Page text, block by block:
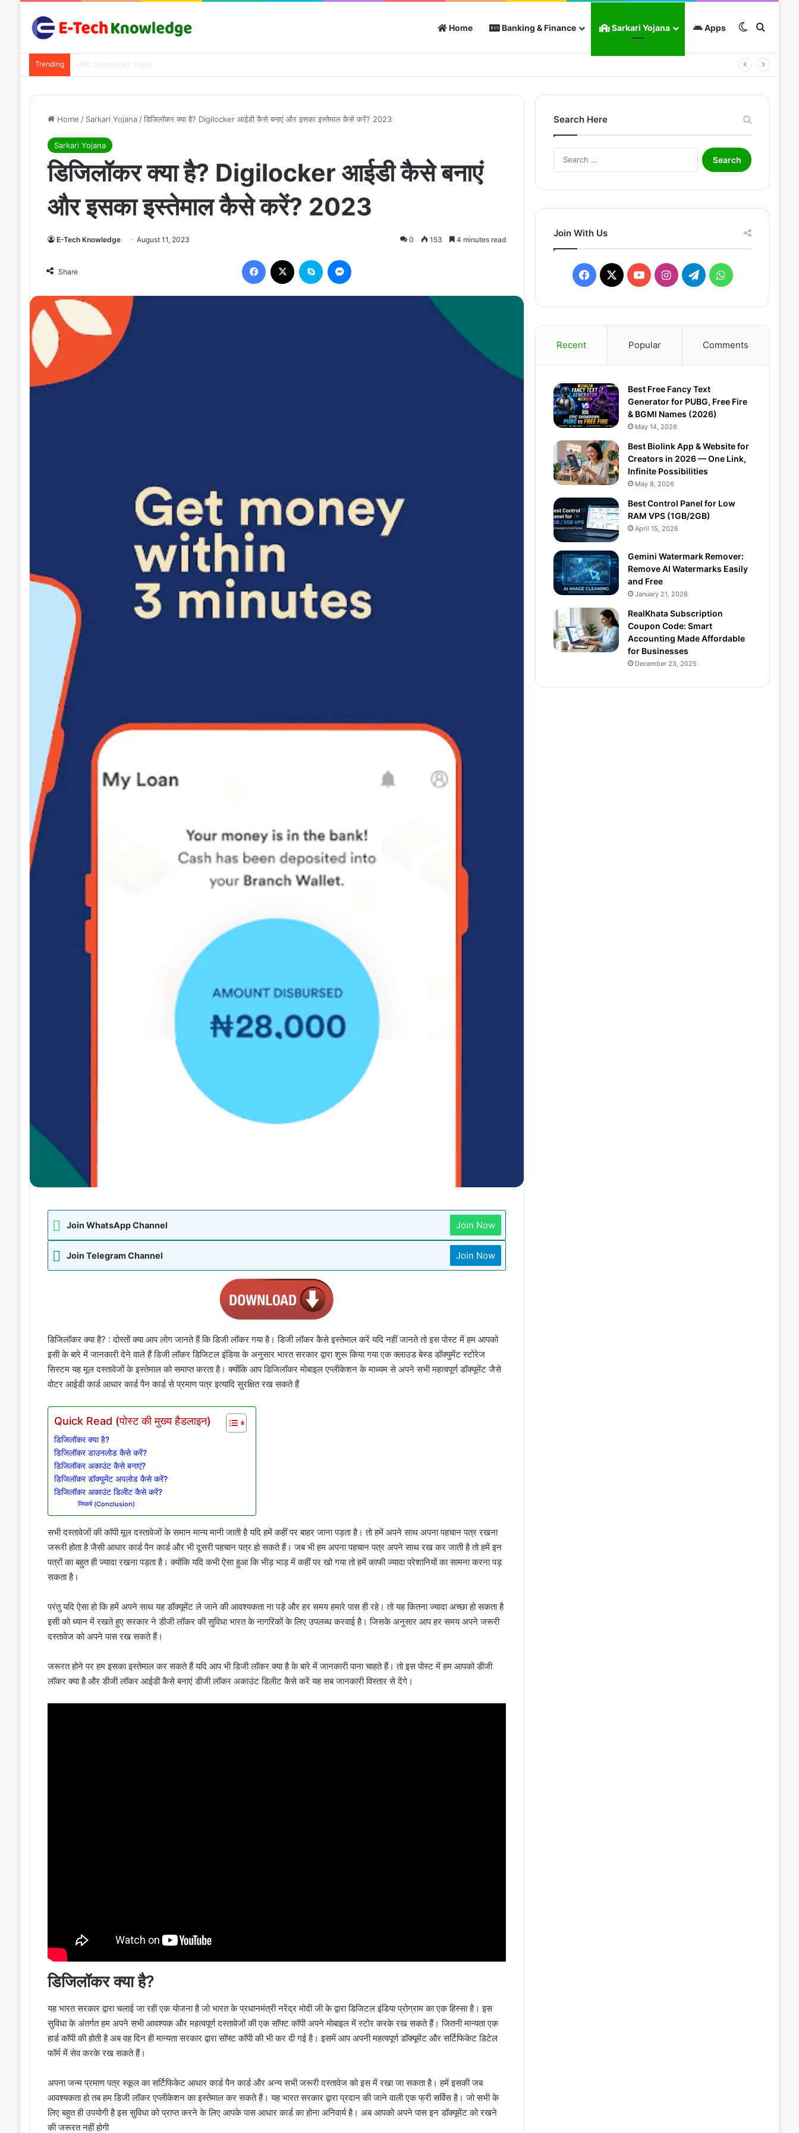
Home Banking & Finance Sarkari Yojana Apps Switch skin
Trending PDF Converter Tools
Home / Sarkari Yojana / डिजिलॉकर क्या है? Digilocker आईडी कैसे बनाएं और इसका इस्तेमाल कैसे करें? 2023
Sarkari Yojana
डिजिलॉकर क्या है? Digilocker आईडी कैसे बनाएं
और इसका इस्तेमाल कैसे करें? 2023
E-Tech Knowledge August 11, 2023 0 153 4 minutes read
Share
Facebook Skype
Join WhatsApp Channel Join Now
Join Telegram Channel Join Now
डिजिलॉकर क्या है? : दोस्तों क्या आप लोग जानते हैं कि डिजी लॉकर गया है। डिजी लॉकर कैसे इस्तेमाल करें यदि नहीं जानते तो इस पोस्ट में हम आपको
इसी के बारे में जानकारी देने वाले हैं डिजी लॉकर डिजिटल इंडिया के अनुसार भारत सरकार द्वारा शुरू किया गया एक क्लाउड बेस्ड डॉक्युमेंट स्टोरेज
सिस्टम यह मूल दस्तावेजों के इस्तेमाल को समाप्त करता है। क्योंकि आप डिजिलॉकर मोबाइल एप्लीकेशन के माध्यम से अपने सभी महत्वपूर्ण डॉक्यूमेंट जैसे
वोटर आईडी कार्ड आधार कार्ड पैन कार्ड से प्रमाण पत्र इत्यादि सुरक्षित रख सकते हैं
Quick Read (पोस्ट की मुख्य हैडलाइन)
डिजिलॉकर क्या है?
डिजिलॉकर डाउनलोड कैसे करें?
डिजिलॉकर अकाउंट कैसे बनाएं?
डिजिलॉकर डॉक्युमेंट अपलोड कैसे करें?
डिजिलॉकर अकाउंट डिलीट कैसे करें?
निष्कर्ष (Conclusion)
सभी दस्तावेजों की कॉपी मूल दस्तावेजों के समान मान्य मानी जाती है यदि हमें कहीं पर बाहर जाना पड़ता है। तो हमें अपने साथ अपना पहचान पत्र रखना
जरूरी होता है जैसी आधार कार्ड पैन कार्ड और भी दूसरी पहचान पत्र हो सकते हैं। जब भी हम अपना पहचान पत्र अपने साथ रख कर जाती है तो हमें इन
पत्रों का बहुत ही ज्यादा रखना पड़ता है। क्योंकि यदि कभी ऐसा हुआ कि भीड़ भाड़ में कहीं पर खो गया तो हमें काफी ज्यादा परेशानियों का सामना करना पड़
सकता है।
परंतु यदि ऐसा हो कि हमें अपने साथ यह डॉक्यूमेंट ले जाने की आवश्यकता ना पड़े और हर समय हमारे पास ही रहे। तो यह कितना ज्यादा अच्छा हो सकता है
इसी को ध्यान में रखते हुए सरकार ने डीजी लॉकर की सुविधा भारत के नागरिकों के लिए उपलब्ध करवाई है। जिसके अनुसार आप हर समय अपने जरूरी
दस्तावेज को अपने पास रख सकते हैं।
जरूरत होने पर हम इसका इस्तेमाल कर सकते हैं यदि आप भी डिजी लॉकर क्या है के बारे में जानकारी पाना चाहते हैं। तो इस पोस्ट में हम आपको डीजी
लॉकर क्या है और डीजी लॉकर आईडी कैसे बनाएं डीजी लॉकर अकाउंट डिलीट कैसे करें यह सब जानकारी विस्तार से देंगे।
डिजिलॉकर क्या है?
यह भारत सरकार द्वारा चलाई जा रही एक योजना है जो भारत के प्रधानमंत्री नरेंद्र मोदी जी के द्वारा डिजिटल इंडिया प्रोग्राम का एक हिस्सा है। इस
सुविधा के अंतर्गत हम अपने सभी आवश्यक और महत्वपूर्ण दस्तावेजों की एक सॉफ्ट कॉपी अपने मोबाइल में स्टोर करके रख सकते हैं। जितनी मान्यता एक
हार्ड कॉपी की होती है अब वह दिन ही मान्यता सरकार द्वारा सॉफ्ट कॉपी की भी कर दी गई है। इसमें आप अपनी महत्वपूर्ण डॉक्यूमेंट और सर्टिफिकेट डिटेल
फॉर्म में सेव करके रख सकते हैं।
अपना जन्म प्रमाण पत्र स्कूल का सर्टिफिकेट आधार कार्ड पैन कार्ड और अन्य सभी जरूरी दस्तावेज को इस में रखा जा सकता है। हमें इसकी जब
आवश्यकता हो तब हम डिजी लॉकर एप्लीकेशन का इस्तेमाल कर सकते हैं। यह भारत सरकार द्वारा प्रदान की जाने वाली एक फ्री सर्विस है। जो सभी के
लिए बहुत ही उपयोगी है इस सुविधा को प्राप्त करने के लिए आपके पास आधार कार्ड का होना अनिवार्य है। अब आपको अपने पास इन डॉक्यूमेंट को रखने
की जरूरत नहीं होगी
Search Here
Search
for:
Join With Us
Facebook
X YouTubeInstagram
TelegramWhatsApp
Recent Popular Comments
Best Free Fancy Text
Generator for PUBG, Free Fire
& BGMI Names (2026)
May 14, 2026
Best Biolink App & Website for
Creators in 2026 — One Link,
Infinite Possibilities
May 8, 2026
Best Control Panel for Low
RAM VPS (1GB/2GB)
April 15, 2026
Gemini Watermark Remover:
Remove AI Watermarks Easily
and Free
January 21, 2026
RealKhata Subscription
Coupon Code: Smart
Accounting Made Affordable
for Businesses
December 23, 2025